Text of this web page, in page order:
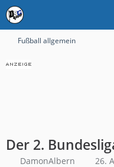
Fußball allgemein
Der 2.
DamonAlbern 26.